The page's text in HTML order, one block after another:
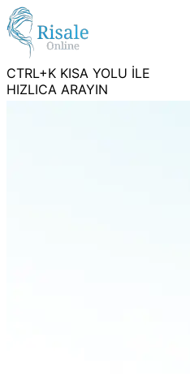
CTRL+K KISA YOLU İLE
HIZLICA ARAYIN